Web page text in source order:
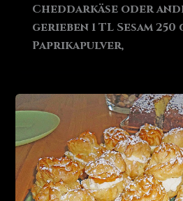
Cheddarkäse oder
gerieben 1 TL Sesam 250
Paprikapulver,